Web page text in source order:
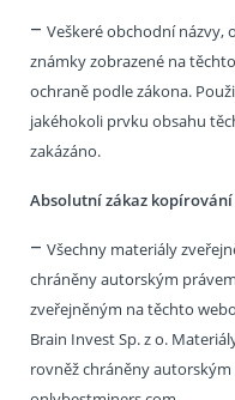
– Veškeré obchodní názvy,
známky zobrazené na
ochraně podle zákona.
jakéhokoli prvku obsahu
zakázáno.
Absolutní zákaz
– Všechny materiály
chráněny autorským
zveřejněným na těchto
Brain Invest Sp. z o.
rovněž chráněny